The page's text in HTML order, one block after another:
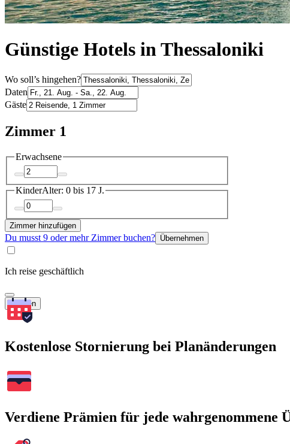
Günstige Hotels in Thessaloniki
Wo soll’s hingehen?
Daten
Gäste
Zimmer 1
Erwachsene
KinderAlter: 0 bis 17 J.
Zimmer hinzufügen
Du musst 9 oder mehr Zimmer buchen? Übernehmen
Ich reise geschäftlich
Suchen
Kostenlose Stornierung bei Planänderungen
Verdiene Prämien für jede wahrgenommene